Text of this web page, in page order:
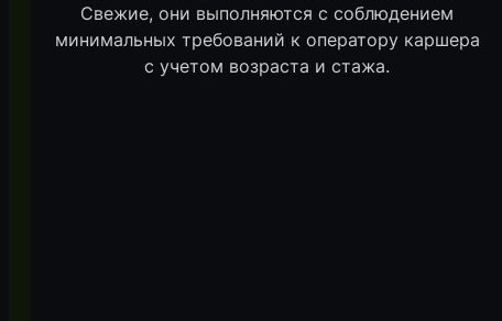
Свежие, они выполняются с соблюдением
минимальных требований к оператору каршера
с учетом возраста и стажа.